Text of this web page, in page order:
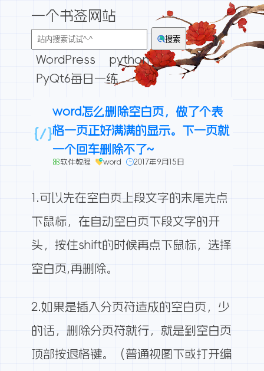
一个书签网站
搜索
WordPress
python
PyQt6每日一练
word怎么删除空白页，做了个表
格一页正好满满的显示。下一页就
一个回车删除不了~
软件教程 word 2017年9月15日
1.可以先在空白页上段文字的末尾先点
下鼠标，在自动空白页下段文字的开
头，按住shift的时候再点下鼠标，选择
空白页,再删除。
2.如果是插入分页符造成的空白页，少
的话，删除分页符就行，就是到空白页
顶部按退格键。（普通视图下或打开编